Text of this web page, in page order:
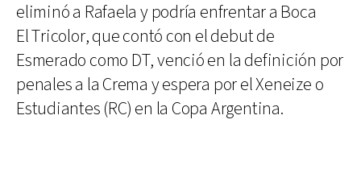
eliminó a Rafaela y podría enfrentar a Boca
El Tricolor, que contó con el debut de
Esmerado como DT, venció en la definición por
penales a la Crema y espera por el Xeneize o
Estudiantes (RC) en la Copa Argentina.